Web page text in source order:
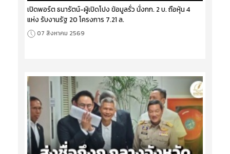
เปิดพอร์ต ธนารัตน์-ผู้เปิดโปง ข้อมูลรั่ว นั่งกก. 2 บ. ถือหุ้น 4
แห่ง รับงานรัฐ 20 โครงการ 7.21 ล.
07 สิงหาคม 2569